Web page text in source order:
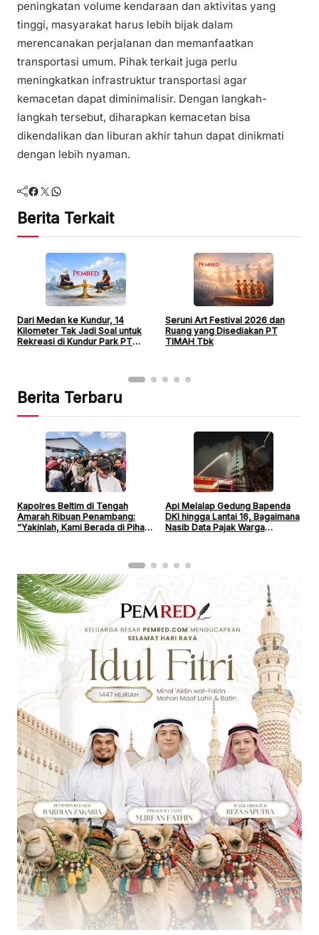
peningkatan volume kendaraan dan aktivitas yang
tinggi, masyarakat harus lebih bijak dalam
merencanakan perjalanan dan memanfaatkan
transportasi umum. Pihak terkait juga perlu
meningkatkan infrastruktur transportasi agar
kemacetan dapat diminimalisir. Dengan langkah-
langkah tersebut, diharapkan kemacetan bisa
dikendalikan dan liburan akhir tahun dapat dinikmati
dengan lebih nyaman.
Facebook Twitter WhatsApp
Berita Terkait
Dari Medan ke Kundur, 14
Kilometer Tak Jadi Soal untuk
Rekreasi di Kundur Park PT
Seruni Art Festival 2026 dan
Ruang yang Disediakan PT
TIMAH Tbk
Berita Terbaru
Kapolres Beltim di Tengah
Amarah Ribuan Penambang:
“Yakinlah, Kami Berada di Pihak
Api Melalap Gedung Bapenda
DKI hingga Lantai 16, Bagaimana
Nasib Data Pajak Warga